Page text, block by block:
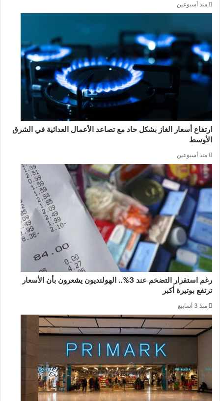
منذ أسبوعين
ارتفاع أسعار الغاز بشكل حاد مع تصاعد الأعمال العدائية في الشرق
الأوسط
منذ أسبوعين
رغم استقرار التضخم عند 3%.. الهولنديون يشعرون بأن الأسعار
ترتفع بوتيرة أكبر
منذ 3 أسابيع